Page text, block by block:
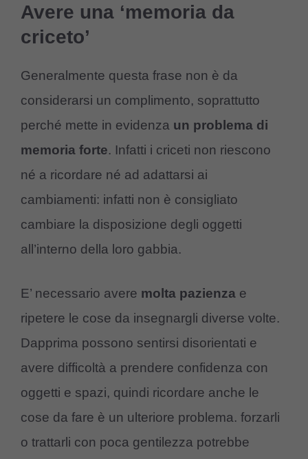
Avere una ‘memoria da
criceto’
Generalmente questa frase non è da
considerarsi un complimento, soprattutto
perché mette in evidenza un problema di
memoria forte. Infatti i criceti non riescono
né a ricordare né ad adattarsi ai
cambiamenti: infatti non è consigliato
cambiare la disposizione degli oggetti
all’interno della loro gabbia.
E’ necessario avere molta pazienza e
ripetere le cose da insegnargli diverse volte.
Dapprima possono sentirsi disorientati e
avere difficoltà a prendere confidenza con
oggetti e spazi, quindi ricordare anche le
cose da fare è un ulteriore problema. forzarli
o trattarli con poca gentilezza potrebbe